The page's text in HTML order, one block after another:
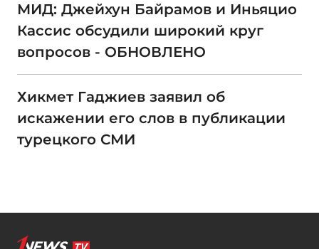
МИД: Джейхун Байрамов и Иньяцио
Кассис обсудили широкий круг
вопросов - ОБНОВЛЕНО
Хикмет Гаджиев заявил об
искажении его слов в публикации
турецкого СМИ